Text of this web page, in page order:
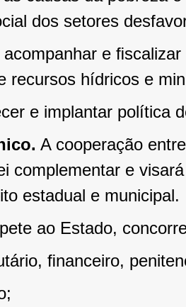
dos setores
e
recursos hídricos e
e implantar política
A cooperação
complementar e
estadual e municipal.
ao Estado,
ﬁnanceiro,